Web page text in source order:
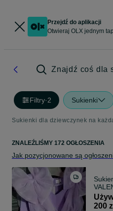
Przejdź do aplikacji
Otwieraj OLX jednym
Znajdź coś dla
Filtry·2 Sukienki
Sukienki dla dziewczynek na
ZNALEŹLIŚMY 172 OGŁOSZENIA
Jak pozycjonowane są
104
200